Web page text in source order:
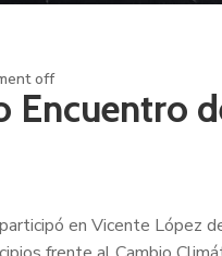
off
en Vicente López